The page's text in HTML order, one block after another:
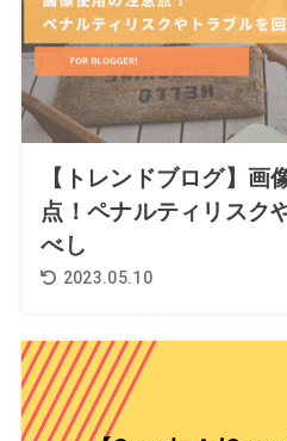
【トレンドブログ】画
点！ペナルティリスク
べし
2023.05.10